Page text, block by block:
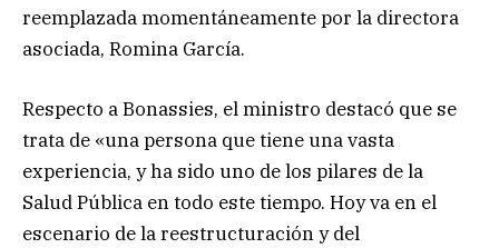
reemplazada momentáneamente por la directora
asociada, Romina García.
Respecto a Bonassies, el ministro destacó que se
trata de «una persona que tiene una vasta
experiencia, y ha sido uno de los pilares de la
Salud Pública en todo este tiempo. Hoy va en el
escenario de la reestructuración y del